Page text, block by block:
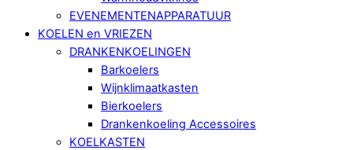
EVENEMENTENAPPARATUUR
KOELEN en VRIEZEN
DRANKENKOELINGEN
Barkoelers
Wijnklimaatkasten
Bierkoelers
Drankenkoeling Accessoires
KOELKASTEN